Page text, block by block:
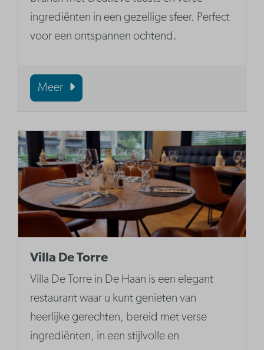
ingrediënten in een gezellige sfeer. Perfect
voor een ontspannen ochtend.
Meer
Villa De Torre
Villa De Torre in De Haan is een elegant
restaurant waar u kunt genieten van
heerlijke gerechten, bereid met verse
ingrediënten, in een stijlvolle en